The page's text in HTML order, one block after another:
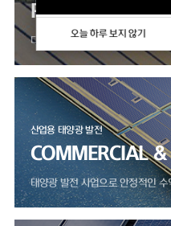
PRODUCTS
다양한 모듈, 인버터 제품을 만나보
산업용 태양광 발전
COMMERCIAL &
태양광 발전 사업으로 안정적인 수
오늘 하루 보지 않기